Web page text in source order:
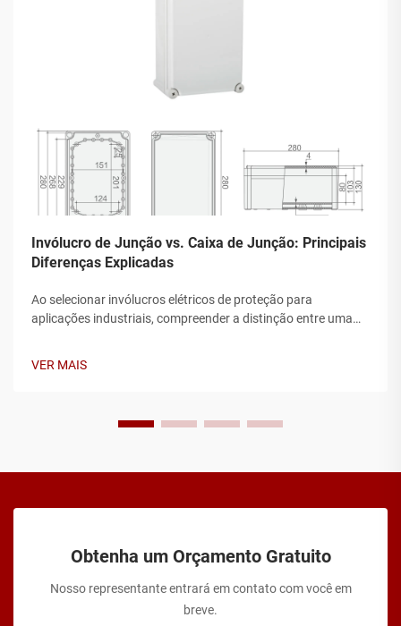
Invólucro de Junção vs. Caixa de Junção: Principais
Diferenças Explicadas
Ao selecionar invólucros elétricos de proteção para
aplicações industriais, compreender a distinção entre uma
VER MAIS
Obtenha um Orçamento Gratuito
Nosso representante entrará em contato com você em
breve.